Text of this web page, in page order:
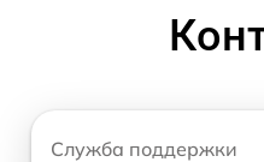
Служба поддержки